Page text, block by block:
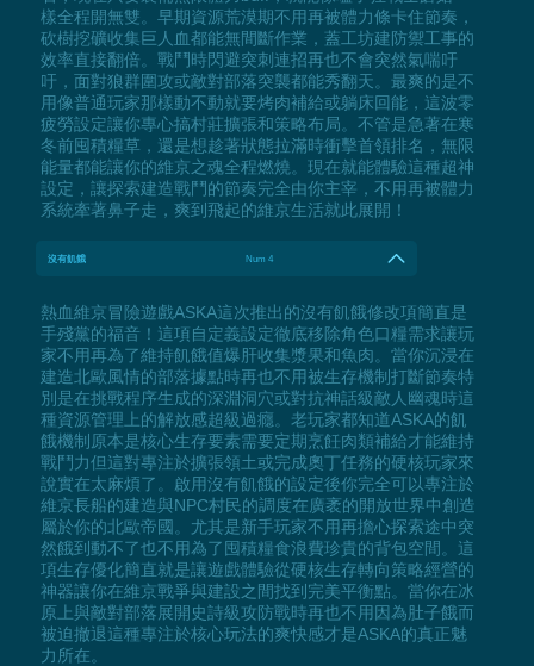
樣全程開無雙。早期資源荒漠期不用再被體力條卡住節奏，
砍樹挖礦收集巨人血都能無間斷作業，蓋工坊建防禦工事的
效率直接翻倍。戰鬥時閃避突刺連招再也不會突然氣喘吁
吁，面對狼群圍攻或敵對部落突襲都能秀翻天。最爽的是不
用像普通玩家那樣動不動就要烤肉補給或躺床回能，這波零
疲勞設定讓你專心搞村莊擴張和策略布局。不管是急著在寒
冬前囤積糧草，還是想趁著狀態拉滿時衝擊首領排名，無限
能量都能讓你的維京之魂全程燃燒。現在就能體驗這種超神
設定，讓探索建造戰鬥的節奏完全由你主宰，不用再被體力
系統牽著鼻子走，爽到飛起的維京生活就此展開！
沒有飢餓 Num 4
熱血維京冒險遊戲ASKA這次推出的沒有飢餓修改項簡直是
手殘黨的福音！這項自定義設定徹底移除角色口糧需求讓玩
家不用再為了維持飢餓值爆肝收集漿果和魚肉。當你沉浸在
建造北歐風情的部落據點時再也不用被生存機制打斷節奏特
別是在挑戰程序生成的深淵洞穴或對抗神話級敵人幽魂時這
種資源管理上的解放感超級過癮。老玩家都知道ASKA的飢
餓機制原本是核心生存要素需要定期烹飪肉類補給才能維持
戰鬥力但這對專注於擴張領土或完成奧丁任務的硬核玩家來
說實在太麻煩了。啟用沒有飢餓的設定後你完全可以專注於
維京長船的建造與NPC村民的調度在廣袤的開放世界中創造
屬於你的北歐帝國。尤其是新手玩家不用再擔心探索途中突
然餓到動不了也不用為了囤積糧食浪費珍貴的背包空間。這
項生存優化簡直就是讓遊戲體驗從硬核生存轉向策略經營的
神器讓你在維京戰爭與建設之間找到完美平衡點。當你在冰
原上與敵對部落展開史詩級攻防戰時再也不用因為肚子餓而
被迫撤退這種專注於核心玩法的爽快感才是ASKA的真正魅
力所在。